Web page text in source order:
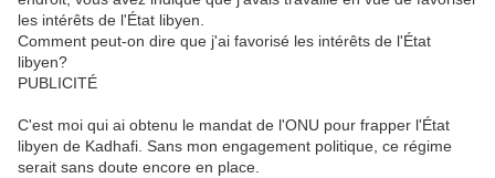
les intérêts de l'État libyen.
Comment peut-on dire que j'ai favorisé les intérêts de l'État
libyen?
PUBLICITÉ
C'est moi qui ai obtenu le mandat de l'ONU pour frapper l'État
libyen de Kadhafi. Sans mon engagement politique, ce régime
serait sans doute encore en place.